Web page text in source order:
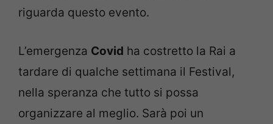
riguarda questo evento.
L’emergenza Covid ha costretto la Rai a
tardare di qualche settimana il Festival,
nella speranza che tutto si possa
organizzare al meglio. Sarà poi un